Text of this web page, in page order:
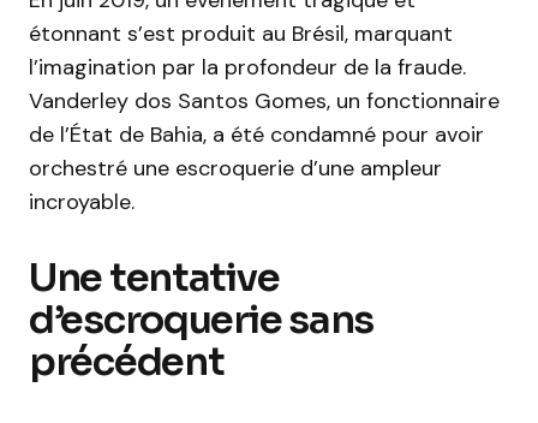
étonnant s’est produit au Brésil, marquant
l’imagination par la profondeur de la fraude.
Vanderley dos Santos Gomes, un fonctionnaire
de l’État de Bahia, a été condamné pour avoir
orchestré une escroquerie d’une ampleur
incroyable.
Une tentative
d’escroquerie sans
précédent